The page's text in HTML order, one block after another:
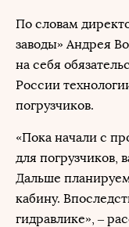
По словам
заводы» Андрея
на себя
России
погрузчиков.
«Пока начали с
для погрузчиков,
Дальше
кабину.
гидравлике», –